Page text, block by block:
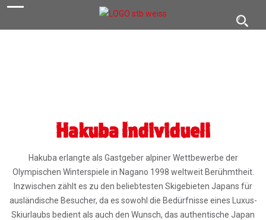
Hakuba Individuell
Hakuba erlangte als Gastgeber alpiner Wettbewerbe der
Olympischen Winterspiele in Nagano 1998 weltweit Berühmtheit.
Inzwischen zählt es zu den beliebtesten Skigebieten Japans für
ausländische Besucher, da es sowohl die Bedürfnisse eines Luxus-
Skiurlaubs bedient als auch den Wunsch, das authentische Japan